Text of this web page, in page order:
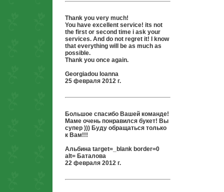
Thank you very much!
You have excellent service! its not
the first or second time i ask your
services. And do not regret it! I know
that everything will be as much as
possible.
Thank you once again.
Georgiadou Ioanna
25 февраля 2012 г.
Большое спасибо Вашей команде!
Маме очень понравился букет! Вы
супер ))) Буду обращаться только
к Вам!!!
Альбина target=_blank border=0
alt= Баталова
22 февраля 2012 г.